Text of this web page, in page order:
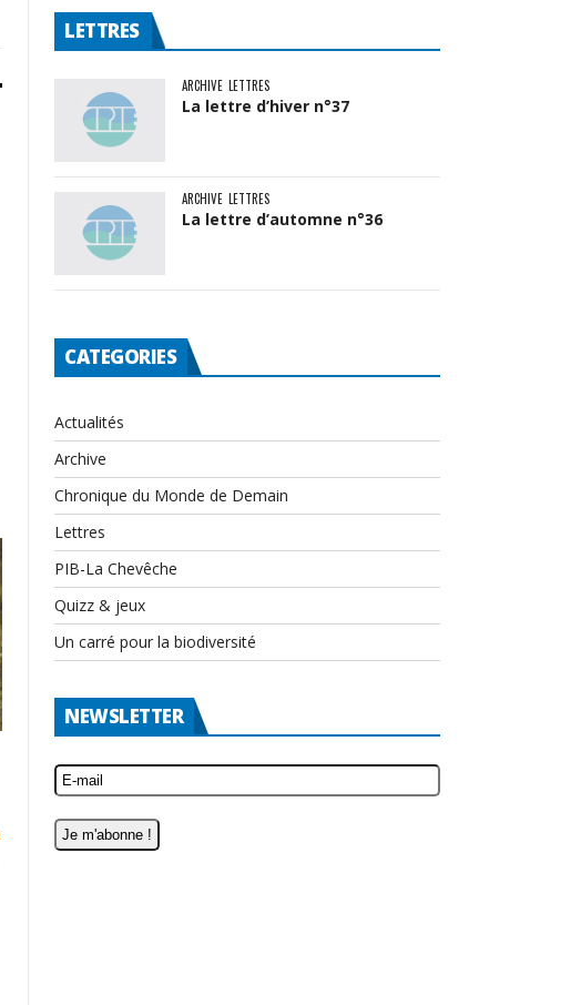
LETTRES
ARCHIVE LETTRES
La lettre d’hiver n°37
ARCHIVE LETTRES
La lettre d’automne n°36
CATEGORIES
Actualités
Archive
Chronique du Monde de Demain
Lettres
PIB-La Chevêche
Quizz & jeux
Un carré pour la biodiversité
NEWSLETTER